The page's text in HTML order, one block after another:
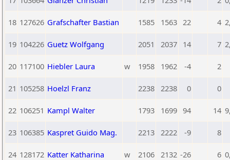
18 127626 Grafschafter Bastian 1585 1563 22 4
19 104226 Guetz Wolfgang 2051 2037 14 7
20 117100 Hiebler Laura w 1958 1962 -4 2
21 105258 Hoelzl Franz 2238 2238 0 0
22 106251 Kampl Walter 1793 1699 94 14
23 106385 Kaspret Guido Mag. 2213 2222 -9 8
24 128172 Katter Katharina w 2106 2132 -26 6